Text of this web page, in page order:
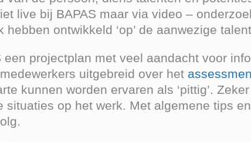
live bij BAPAS maar via video –
ontwikkeld ‘op’ de aanwezige
projectplan met veel aandacht voor
uitgebreid over het
kunnen worden ervaren als ‘pittig’.
op het werk. Met algemene tips